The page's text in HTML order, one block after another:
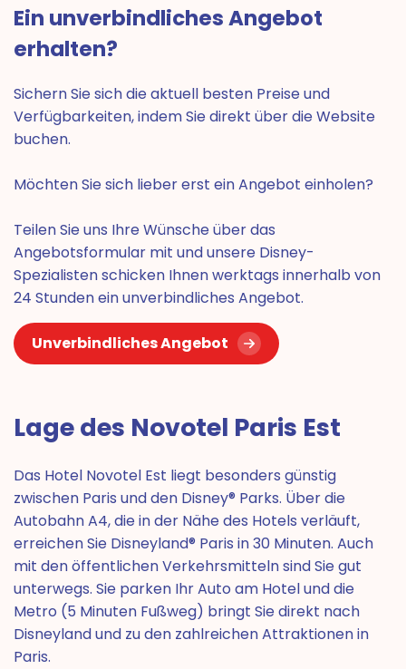
Ein unverbindliches Angebot
erhalten?
Sichern Sie sich die aktuell besten Preise und
Verfügbarkeiten, indem Sie direkt über die Website
buchen.
Möchten Sie sich lieber erst ein Angebot einholen?
Teilen Sie uns Ihre Wünsche über das
Angebotsformular mit und unsere Disney-
Spezialisten schicken Ihnen werktags innerhalb von
24 Stunden ein unverbindliches Angebot.
Unverbindliches Angebot
Lage des Novotel Paris Est
Das Hotel Novotel Est liegt besonders günstig
zwischen Paris und den Disney® Parks. Über die
Autobahn A4, die in der Nähe des Hotels verläuft,
erreichen Sie Disneyland® Paris in 30 Minuten. Auch
mit den öffentlichen Verkehrsmitteln sind Sie gut
unterwegs. Sie parken Ihr Auto am Hotel und die
Metro (5 Minuten Fußweg) bringt Sie direkt nach
Disneyland und zu den zahlreichen Attraktionen in
Paris.